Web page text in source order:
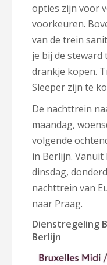
opties zijn voor
voorkeuren.
van de trein
je bij de steward
drankje kopen.
Sleeper zijn te
De nachttrein
maandag,
volgende
in Berlijn.
dinsdag,
nachttrein van
naar Praag.
Dienstregeling
Berlijn